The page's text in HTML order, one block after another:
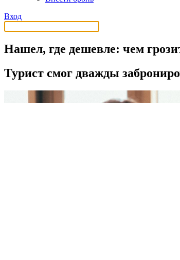
Вход
Нашел, где дешевле: чем
Турист смог дважды